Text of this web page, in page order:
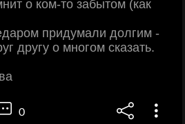
о ком-то забытом (как
придумали долгим -
другу о многом сказать.
0